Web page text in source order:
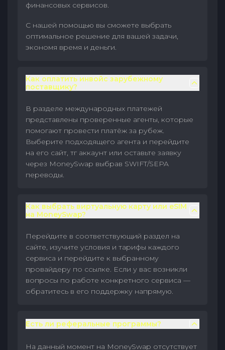
финансовых сервисов.
С нашей помощью вы сможете выбрать
оптимальное решение для вашей задачи,
экономя время и деньги.
Как оплатить инвойс зарубежному
поставщику?
В разделе международных платежей
представлены проверенные агенты, которые
помогают провести платёж за рубеж.
Выберите подходящего агента и перейдите
на его сайт, тг аккаунт или оставьте заявку
через MoneySwap выбрав SWIFT/SEPA
переводы.
Как выбрать виртуальную карту или eSIM
на MoneySwap?
Перейдите в соответствующий раздел на
сайте, изучите условия и тарифы каждого
сервиса и перейдите к выбранному
провайдеру по ссылке. Если у вас возникли
вопросы по работе конкретного сервиса —
обратитесь в его поддержку напрямую.
Есть ли реферальные программы?
На данный момент на MoneySwap отсутствует